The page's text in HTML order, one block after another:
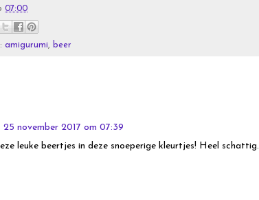
07:00
amigurumi, beer
25 november 2017 om 07:39
leuke beertjes in deze snoeperige kleurtjes! Heel schattig.